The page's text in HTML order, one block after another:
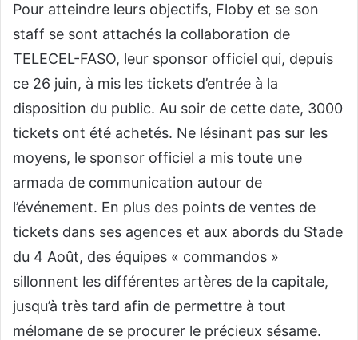
Pour atteindre leurs objectifs, Floby et se son
staff se sont attachés la collaboration de
TELECEL-FASO, leur sponsor officiel qui, depuis
ce 26 juin, à mis les tickets d’entrée à la
disposition du public. Au soir de cette date, 3000
tickets ont été achetés. Ne lésinant pas sur les
moyens, le sponsor officiel a mis toute une
armada de communication autour de
l’événement. En plus des points de ventes de
tickets dans ses agences et aux abords du Stade
du 4 Août, des équipes « commandos »
sillonnent les différentes artères de la capitale,
jusqu’à très tard afin de permettre à tout
mélomane de se procurer le précieux sésame.